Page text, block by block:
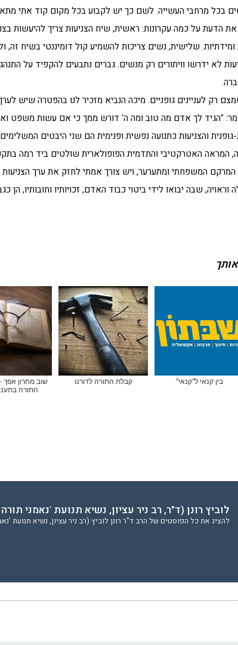
בכל מרחבי העשייה. לשם כך יש לקבוע בכל מקום קוד אתי
הדעת על כמה עקרונות: ראשית, שיח הצניעות צריך להיעשות
ומידתיות. שלישית, נשים צריכות להשמיע קול דומיננטי בשיח זה,
לא ידרשו וויתורים רק מנשים. גברים נתבעים להקפיד על
רק לעניינים גופניים. מיכה הנביא מזכיר לנו בהפטרה שיש
"הגיד לך אדם מה טוב ומה ה' דורש ממך כי אם עשות משפט
גופנית והצניעות כתנועה נפשית ופנימית הם שני היבטים
המראה האטרקטיבי והתדמית הפופולארית שולטים ביד רמה
המרקם המשפחתי ומתערער, ויש צורך אמתי לחזק את ערך
שבה יבואו לידי ביטוי כבוד האדם, זכויותיו וחובותיו, הן
בין קנאי ל"קנאי" קבלת התורה לדורנו
שוב מחרון אפך
התורה
לוביץ רונן (ד"ר, רב ניר עציון, נשיא תנועת 'נאמני
להציג את כל הפוסטים של הרב ד"ר רונן לוביץ (רב ניר עציון, נשיא תנועת